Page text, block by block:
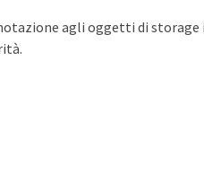
agli oggetti di